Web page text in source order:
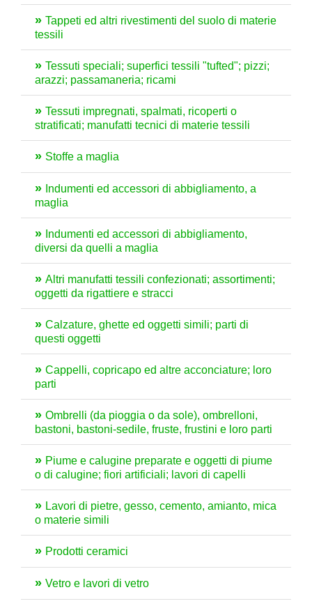
Tappeti ed altri rivestimenti del suolo di materie
tessili
Tessuti speciali; superfici tessili "tufted"; pizzi;
arazzi; passamaneria; ricami
Tessuti impregnati, spalmati, ricoperti o
stratificati; manufatti tecnici di materie tessili
Stoffe a maglia
Indumenti ed accessori di abbigliamento, a
maglia
Indumenti ed accessori di abbigliamento,
diversi da quelli a maglia
Altri manufatti tessili confezionati; assortimenti;
oggetti da rigattiere e stracci
Calzature, ghette ed oggetti simili; parti di
questi oggetti
Cappelli, copricapo ed altre acconciature; loro
parti
Ombrelli (da pioggia o da sole), ombrelloni,
bastoni, bastoni-sedile, fruste, frustini e loro parti
Piume e calugine preparate e oggetti di piume
o di calugine; fiori artificiali; lavori di capelli
Lavori di pietre, gesso, cemento, amianto, mica
o materie simili
Prodotti ceramici
Vetro e lavori di vetro